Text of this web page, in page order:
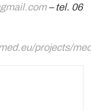
– tel. 06
projects/